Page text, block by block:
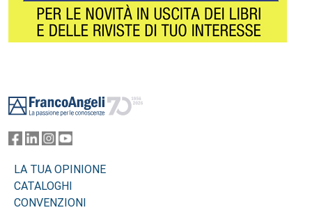
LA TUA OPINIONE
CATALOGHI
CONVENZIONI